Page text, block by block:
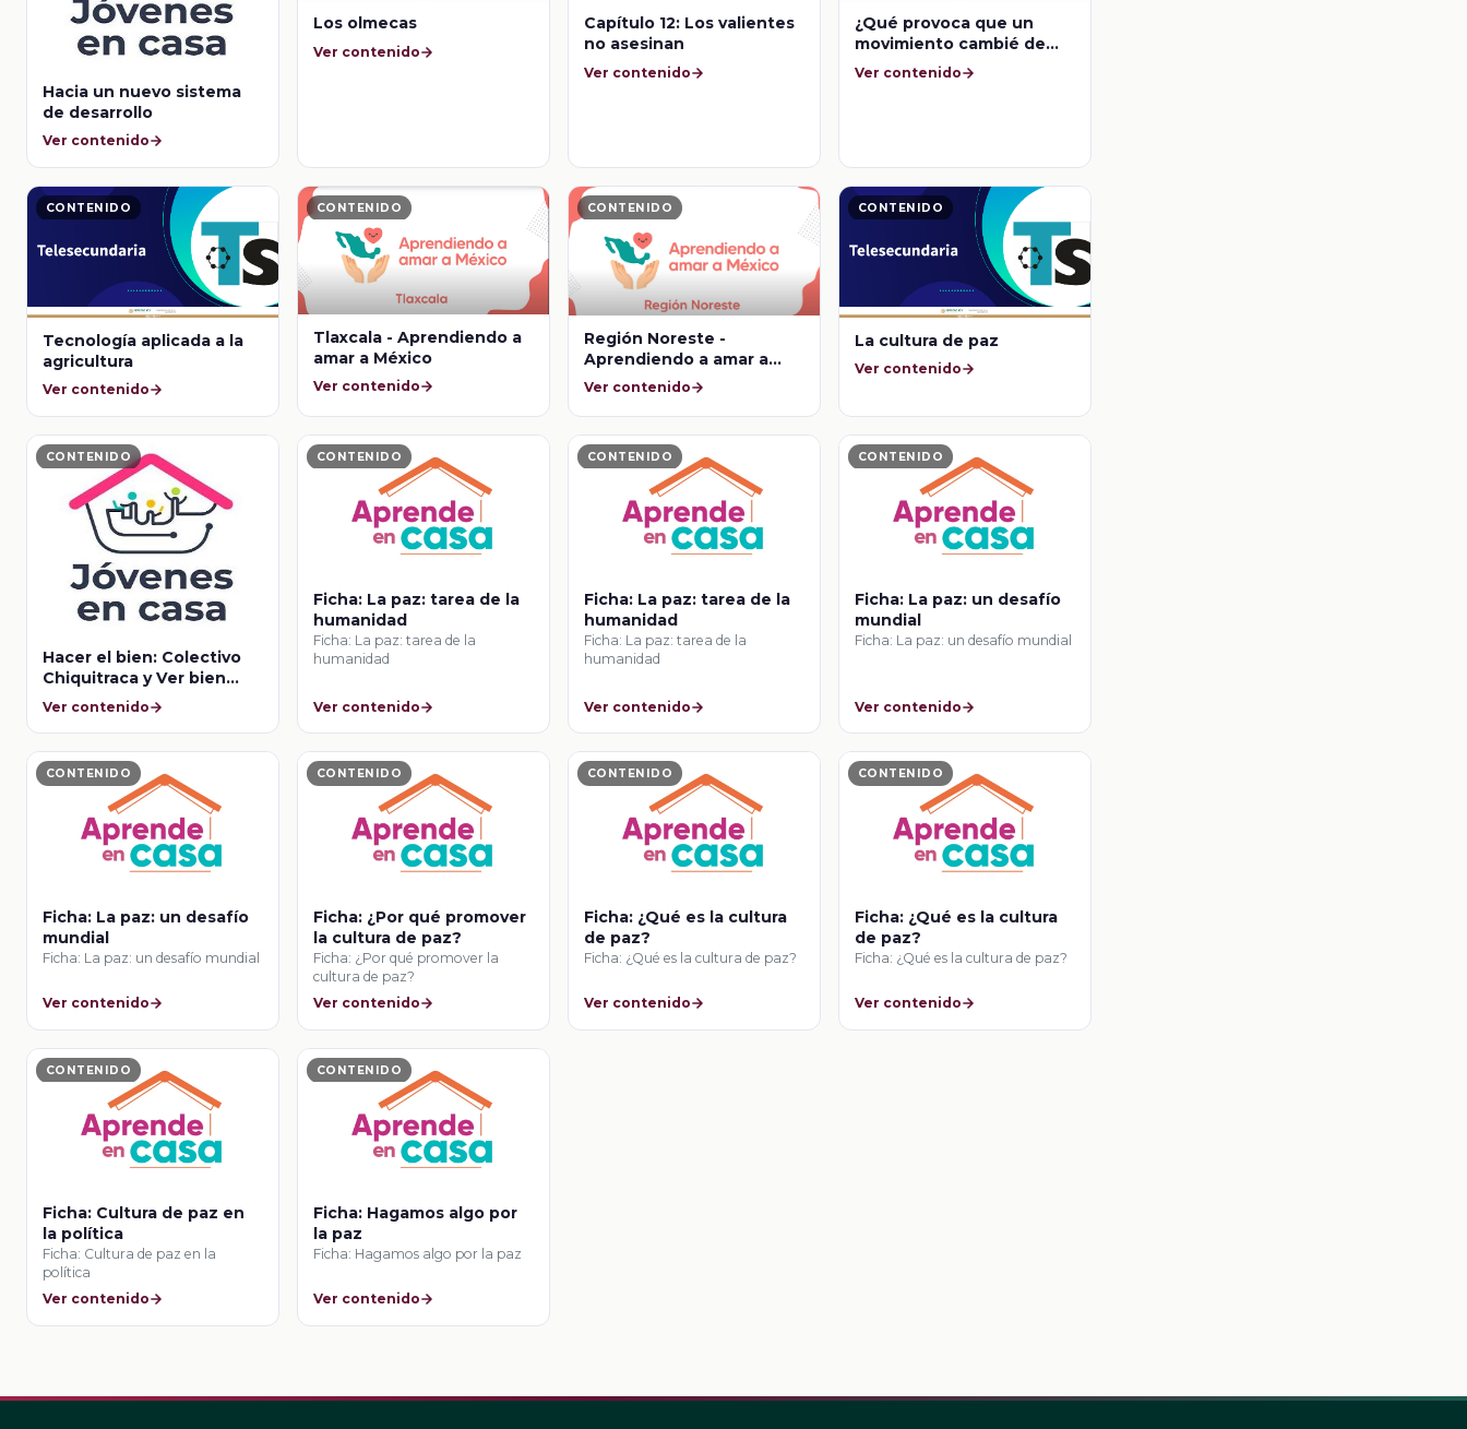
Hacia un nuevo sistema
de desarrollo
Ver contenido
Los olmecas
Ver contenido
Capítulo 12: Los valientes
no asesinan
Ver contenido
¿Qué provoca que un
movimiento cambié de
dirección?
Ver contenido
CONTENIDO
Tecnología aplicada a la
agricultura
Ver contenido
CONTENIDO
Tlaxcala - Aprendiendo a
amar a México
Ver contenido
CONTENIDO
Región Noreste -
Aprendiendo a amar a
México
Ver contenido
CONTENIDO
La cultura de paz
Ver contenido
CONTENIDO
Hacer el bien: Colectivo
Chiquitraca y Ver bien
para aprender mejor
Ver contenido
CONTENIDO
Ficha: La paz: tarea de la
humanidad
Ficha: La paz: tarea de la
humanidad
Ver contenido
CONTENIDO
Ficha: La paz: tarea de la
humanidad
Ficha: La paz: tarea de la
humanidad
Ver contenido
CONTENIDO
Ficha: La paz: un desafío
mundial
Ficha: La paz: un desafío mundial
Ver contenido
CONTENIDO
Ficha: La paz: un desafío
mundial
Ficha: La paz: un desafío mundial
Ver contenido
CONTENIDO
Ficha: ¿Por qué promover
la cultura de paz?
Ficha: ¿Por qué promover la
cultura de paz?
Ver contenido
CONTENIDO
Ficha: ¿Qué es la cultura
de paz?
Ficha: ¿Qué es la cultura de paz?
Ver contenido
CONTENIDO
Ficha: ¿Qué es la cultura
de paz?
Ficha: ¿Qué es la cultura de paz?
Ver contenido
CONTENIDO
Ficha: Cultura de paz en
la política
Ficha: Cultura de paz en la
política
Ver contenido
CONTENIDO
Ficha: Hagamos algo por
la paz
Ficha: Hagamos algo por la paz
Ver contenido